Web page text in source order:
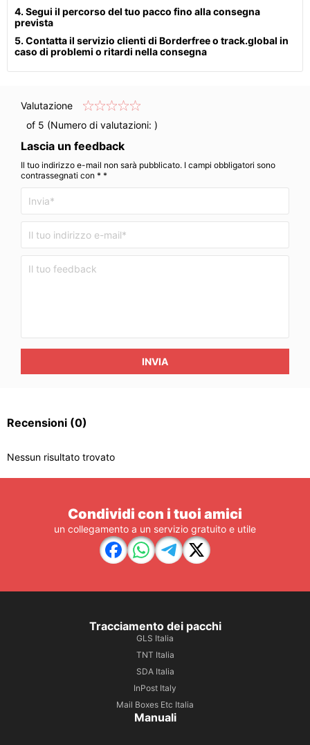
4. Segui il percorso del tuo pacco fino alla consegna
prevista
5. Contatta il servizio clienti di Borderfree o track.global in
caso di problemi o ritardi nella consegna
Valutazione
of 5 (Numero di valutazioni: )
Lascia un feedback
Il tuo indirizzo e-mail non sarà pubblicato. I campi obbligatori sono
contrassegnati con * *
INVIA
Recensioni (0)
Nessun risultato trovato
Condividi con i tuoi amici
un collegamento a un servizio gratuito e utile
Tracciamento dei pacchi
GLS Italia
TNT Italia
SDA Italia
InPost Italy
Mail Boxes Etc Italia
Manuali